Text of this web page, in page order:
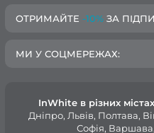
ОТРИМАЙТЕ -10% ЗА
МИ У СОЦМЕРЕЖАХ:
InWhite в різних містах
Дніпро, Львів, Полтава,
Софія,